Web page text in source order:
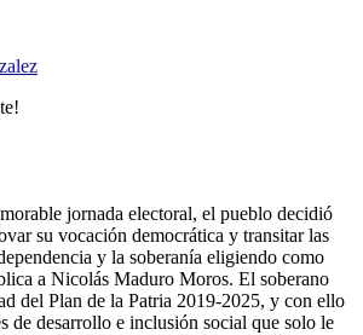
jornada electoral, el pueblo decidió
su vocación democrática y transitar las
y la soberanía eligiendo como
a Nicolás Maduro Moros. El soberano
del Plan de la Patria 2019-2025, y con ello
de desarrollo e inclusión social que solo le